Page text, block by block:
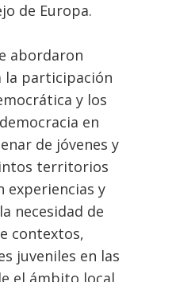
de Europa.
abordaron
la participación
y los
en
de jóvenes y
territorios
experiencias y
necesidad de
contextos,
juveniles en las
el ámbito local